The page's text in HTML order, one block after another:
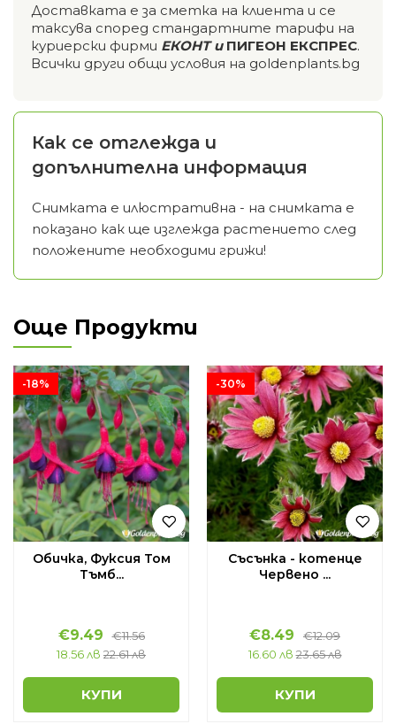
Доставката е за сметка на клиента и се
таксува според стандартните тарифи на
куриерски фирми ЕКОНТ и ПИГЕОН ЕКСПРЕС.
Всички други общи условия на goldenplants.bg
Как се отглежда и
допълнителна информация
Снимката е илюстративна - на снимката е
показано как ще изглежда растението след
положените необходими грижи!
Още Продукти
-18%
Обичка, Фуксия Том
Тъмб...
€9.49 €11.56
18.56 лв 22.61 лв
КУПИ
-30%
Съсънка - котенце
Червено ...
€8.49 €12.09
16.60 лв 23.65 лв
КУПИ